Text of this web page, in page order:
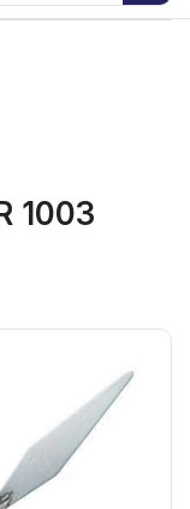
1003